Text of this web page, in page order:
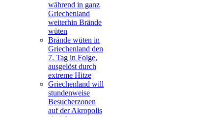
während in ganz
Griechenland
weiterhin Brände
wüten
Brände wüten in
Griechenland den
7. Tag in Folge,
ausgelöst durch
extreme Hitze
Griechenland will
stundenweise
Besucherzonen
auf der Akropolis